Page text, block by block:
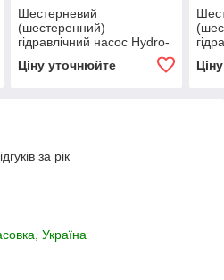
Шестерневий
(шестеренний)
гідравлічний насос Hydro-
Ціну уточнюйте
за рік
Україна